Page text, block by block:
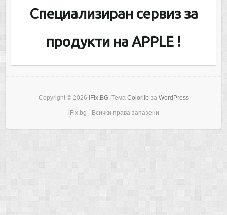
Специализиран сервиз за
продукти на APPLE !
Copyright © 2026 iFix.BG. Тема Colorlib за WordPress
iFix.bg - Всички права запазени